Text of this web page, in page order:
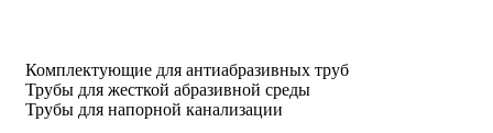
Комплектующие для антиабразивных труб
Трубы для жесткой абразивной среды
Трубы для напорной канализации